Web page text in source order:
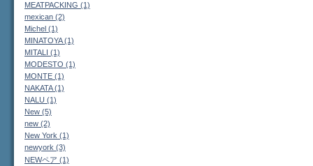
MEATPACKING (1)
mexican (2)
Michel (1)
MINATOYA (1)
MITALI (1)
MODESTO (1)
MONTE (1)
NAKATA (1)
NALU (1)
New (5)
new (2)
New York (1)
newyork (3)
NEWペア (1)